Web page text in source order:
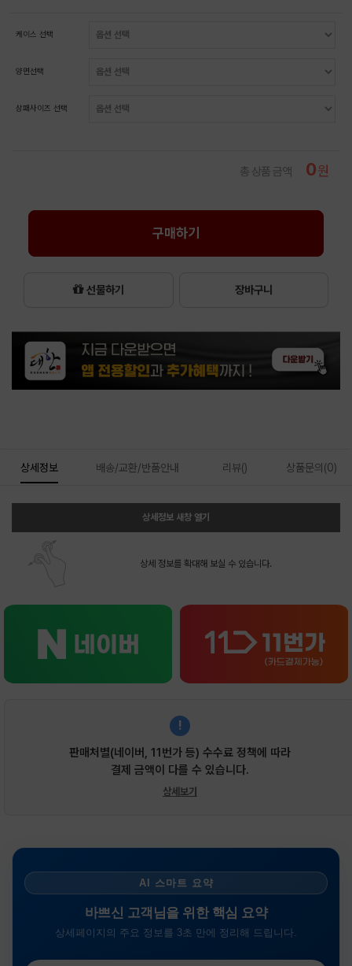
케이스 선택
양면선택
상패사이즈 선택
총 상품 금액 0원
구매하기
선물하기 장바구니
상세정보 배송/교환/반품안내 리뷰() 상품문의(0)
상세정보 새창 열기
상세 정보를 확대해 보실 수 있습니다.
!
판매처별(네이버, 11번가 등) 수수료 정책에 따라
결제 금액이 다를 수 있습니다.
상세보기
AI 스마트 요약
바쁘신 고객님을 위한 핵심 요약
상세페이지의 주요 정보를 3초 만에 정리해 드립니다.